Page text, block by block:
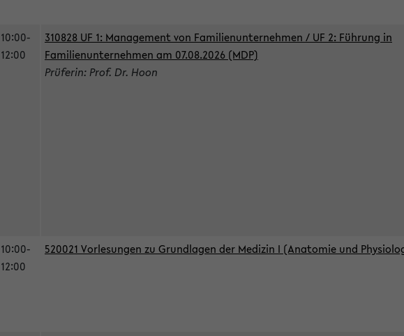
10:00-
12:00
310828 UF 1: Management von Familienunternehmen / UF 2: Führung in
Familienunternehmen am 07.08.2026 (MDP)
Prüferin: Prof. Dr. Hoon
10:00-
12:00
520021 Vorlesungen zu Grundlagen der Medizin I (Anatomie und